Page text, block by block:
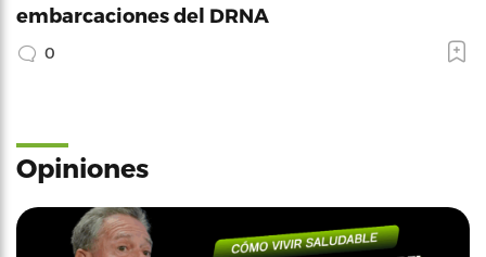
embarcaciones del DRNA
0
Opiniones